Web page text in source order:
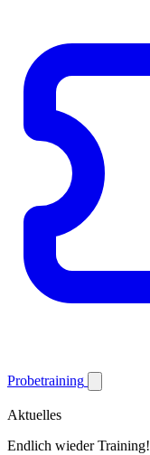
Probetraining
Aktuelles
Endlich wieder Training!